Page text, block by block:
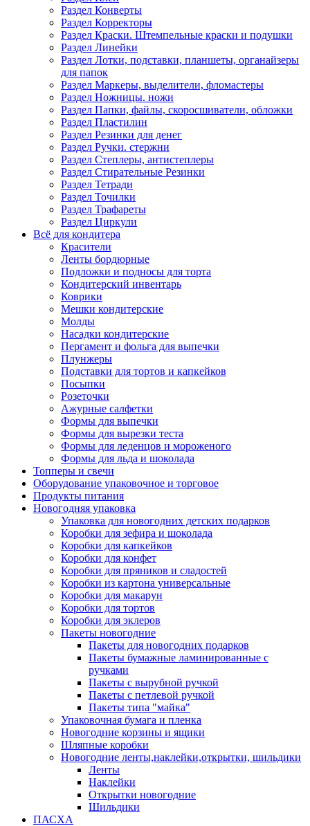
Раздел Конверты
Раздел Корректоры
Раздел Краски. Штемпельные краски и подушки
Раздел Линейки
Раздел Лотки, подставки, планшеты, органайзеры
для папок
Раздел Маркеры, выделители, фломастеры
Раздел Ножницы. ножи
Раздел Папки, файлы, скоросшиватели, обложки
Раздел Пластилин
Раздел Резинки для денег
Раздел Ручки. стержни
Раздел Степлеры, антистеплеры
Раздел Стирательные Резинки
Раздел Тетради
Раздел Точилки
Раздел Трафареты
Раздел Циркули
Всё для кондитера
Красители
Ленты бордюрные
Подложки и подносы для торта
Кондитерский инвентарь
Коврики
Мешки кондитерские
Молды
Насадки кондитерские
Пергамент и фольга для выпечки
Плунжеры
Подставки для тортов и капкейков
Посыпки
Розеточки
Ажурные салфетки
Формы для выпечки
Формы для вырезки теста
Формы для леденцов и мороженого
Формы для льда и шоколада
Топперы и свечи
Оборудование упаковочное и торговое
Продукты питания
Новогодняя упаковка
Упаковка для новогодних детских подарков
Коробки для зефира и шоколада
Коробки для капкейков
Коробки для конфет
Коробки для пряников и сладостей
Коробки из картона универсальные
Коробки для макарун
Коробки для тортов
Коробки для эклеров
Пакеты новогодние
Пакеты для новогодних подарков
Пакеты бумажные ламинированные с
ручками
Пакеты с вырубной ручкой
Пакеты с петлевой ручкой
Пакеты типа "майка"
Упаковочная бумага и пленка
Новогодние корзины и ящики
Шляпные коробки
Новогодние ленты,наклейки,открытки, шильдики
Ленты
Наклейки
Открытки новогодние
Шильдики
ПАСХА